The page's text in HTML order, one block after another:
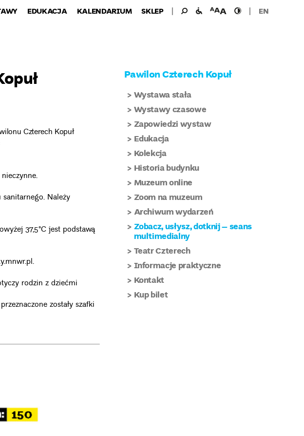
EDUKACJA KALENDARIUM SKLEP Wyszukaj
Wyszukiwanie
dla:
udogodnieniawielkość
czcionki
wysoki
kontrast
EN
Czterech Kopuł
Należy
37,5°C jest podstawą
rodzin z dziećmi
zostały szafki
Pawilon Czterech Kopuł
Wystawa stała
Wystawy czasowe
Zapowiedzi wystaw
Edukacja
Kolekcja
Historia budynku
Muzeum online
Zoom na muzeum
Archiwum wydarzeń
Zobacz, usłysz, dotknij – seans
multimedialny
Teatr Czterech
Informacje praktyczne
Kontakt
Kup bilet